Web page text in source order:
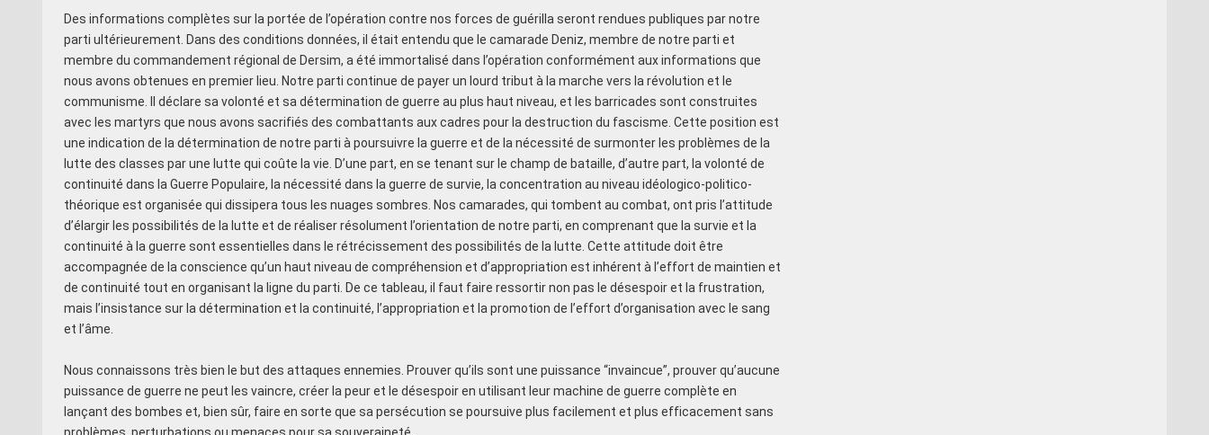
Des informations complètes sur la portée de l’opération contre nos forces de guérilla seront rendues publiques par notre
parti ultérieurement. Dans des conditions données, il était entendu que le camarade Deniz, membre de notre parti et
membre du commandement régional de Dersim, a été immortalisé dans l’opération conformément aux informations que
nous avons obtenues en premier lieu. Notre parti continue de payer un lourd tribut à la marche vers la révolution et le
communisme. Il déclare sa volonté et sa détermination de guerre au plus haut niveau, et les barricades sont construites
avec les martyrs que nous avons sacrifiés des combattants aux cadres pour la destruction du fascisme. Cette position est
une indication de la détermination de notre parti à poursuivre la guerre et de la nécessité de surmonter les problèmes de la
lutte des classes par une lutte qui coûte la vie. D’une part, en se tenant sur le champ de bataille, d’autre part, la volonté de
continuité dans la Guerre Populaire, la nécessité dans la guerre de survie, la concentration au niveau idéologico-politico-
théorique est organisée qui dissipera tous les nuages sombres. Nos camarades, qui tombent au combat, ont pris l’attitude
d’élargir les possibilités de la lutte et de réaliser résolument l’orientation de notre parti, en comprenant que la survie et la
continuité à la guerre sont essentielles dans le rétrécissement des possibilités de la lutte. Cette attitude doit être
accompagnée de la conscience qu’un haut niveau de compréhension et d’appropriation est inhérent à l’effort de maintien et
de continuité tout en organisant la ligne du parti. De ce tableau, il faut faire ressortir non pas le désespoir et la frustration,
mais l’insistance sur la détermination et la continuité, l’appropriation et la promotion de l’effort d’organisation avec le sang
et l’âme.
Nous connaissons très bien le but des attaques ennemies. Prouver qu’ils sont une puissance “invaincue”, prouver qu’aucune
puissance de guerre ne peut les vaincre, créer la peur et le désespoir en utilisant leur machine de guerre complète en
lançant des bombes et, bien sûr, faire en sorte que sa persécution se poursuive plus facilement et plus efficacement sans